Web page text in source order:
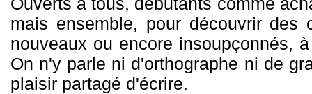
mais ensemble, pour découvrir des
nouveaux ou encore insoupçonnés,
On n'y parle ni d'orthographe ni de
plaisir partagé d'écrire.